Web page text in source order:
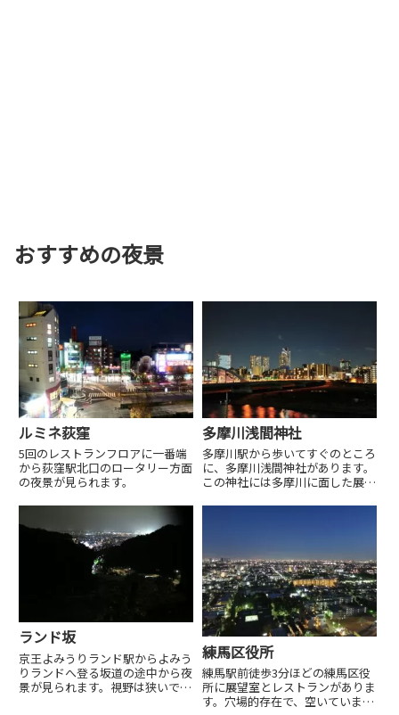
おすすめの夜景
ルミネ荻窪
5回のレストランフロアに一番端
から荻窪駅北口のロータリー方面
の夜景が見られます。
多摩川浅間神社
多摩川駅から歩いてすぐのところ
に、多摩川浅間神社があります。
この神社には多摩川に面した展望
武蔵小杉の夜景を見ることができ
ランド坂
京王よみうりランド駅からよみう
りランドへ登る坂道の途中から夜
景が見られます。視野は狭いです
練馬区役所
練馬駅前徒歩3分ほどの練馬区役
所に展望室とレストランがありま
す。穴場的存在で、空いていま